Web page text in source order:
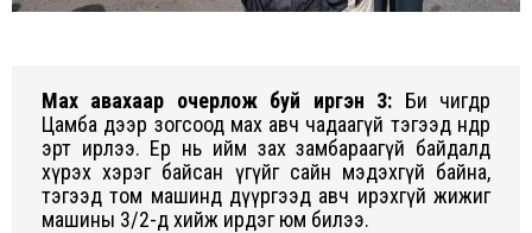
Мах авахаар очерлож буй иргэн 3: Би өчигдөр
Цамба дээр зогсоод мах авч чадаагүй тэгээд өнөөдөр
эрт ирлээ. Ер нь ийм зах замбараагүй байдалд
хүрэх хэрэг байсан үгүйг сайн мэдэхгүй байна,
тэгээд том машинд дүүргээд авч ирэхгүй жижиг
машины 3/2-д хийж ирдэг юм билээ.